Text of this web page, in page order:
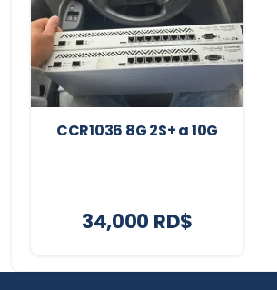
CCR1036 8G 2S+ a 10G
34,000 RD$